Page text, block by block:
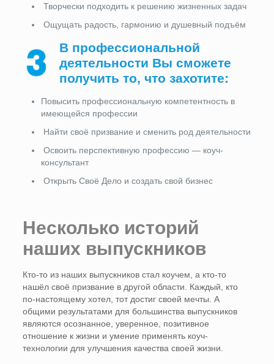
Творчески подходить к решению жизненных задач
Ощущать радость, гармонию и душевный подъём
В профессиональной
деятельности Вы сможете
получить то, что захотите:
Повысить профессиональную компетентность в
имеющейся профессии
Найти своё призвание и сменить род деятельности
Освоить перспективную профессию — коуч-
консультант
Открыть Своё Дело и создать свой бизнес
Несколько историй
наших выпускников
Кто-то из наших выпускников стал коучем, а кто-то
нашёл своё призвание в другой области. Каждый, кто
по-настоящему хотел, тот достиг своей мечты. А
общими результатами для большинства выпускников
являются осознанное, уверенное, позитивное
отношение к жизни и умение применять коуч-
технологии для улучшения качества своей жизни.